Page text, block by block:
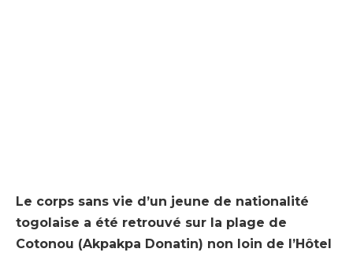
Le corps sans vie d’un jeune de nationalité
togolaise a été retrouvé sur la plage de
Cotonou (Akpakpa Donatin) non loin de l’Hôtel